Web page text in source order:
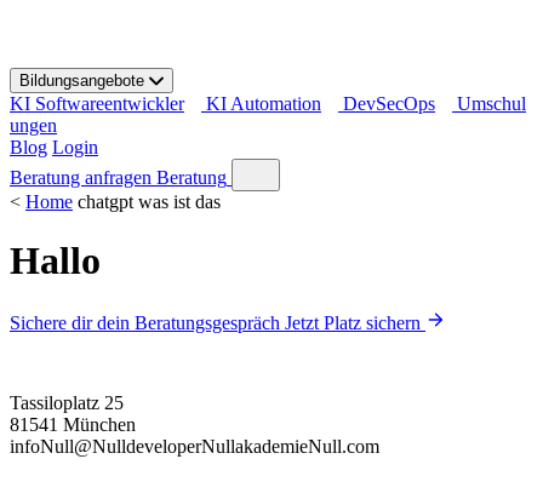
t
o
c
o
n
t
Bildungsangebote
KI Softwareentwickler KI Automation DevSecOps
Umschul
ungen
Blog Login
Beratung anfragen Beratung
< Home chatgpt was ist das
Hallo
Sichere dir dein Beratungsgespräch Jetzt Platz sichern
Tassiloplatz 25
81541 München
infoNull@NulldeveloperNullakademieNull.com